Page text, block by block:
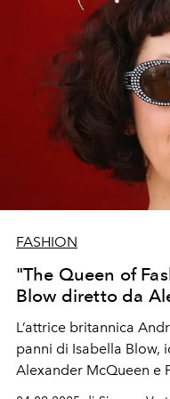
FASHION
"The Queen of
Blow diretto da
L’attrice britannica
panni di Isabella Blow,
Alexander McQueen e